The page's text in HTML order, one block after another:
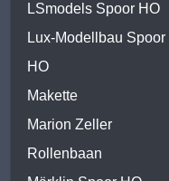
LSmodels Spoor HO
Lux-Modellbau Spoor
HO
Makette
Marion Zeller
Rollenbaan